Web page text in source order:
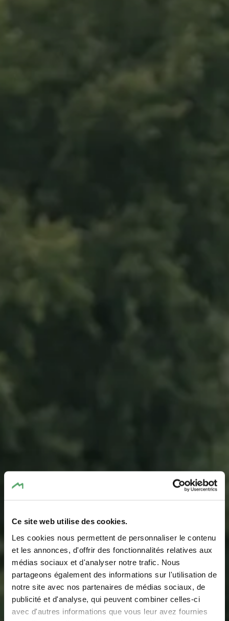
Ce site web utilise des cookies.
Les cookies nous permettent de personnaliser le contenu
et les annonces, d'offrir des fonctionnalités relatives aux
médias sociaux et d'analyser notre trafic. Nous
partageons également des informations sur l'utilisation de
notre site avec nos partenaires de médias sociaux, de
publicité et d'analyse, qui peuvent combiner celles-ci
avec d'autres informations que vous leur avez fournies
Leisure for children